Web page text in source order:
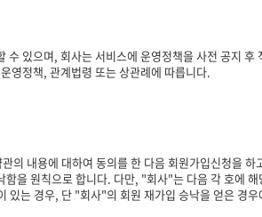
있으며, 회사는 서비스에 운영정책을 사전 공지 후
영정책, 관계법령 또는 상관례에 따릅니다.
내용에 대하여 동의를 한 다음 회원가입신청을
원칙으로 합니다. 다만, "회사"는 다음 각 호에
있는 경우, 단 "회사"의 회원 재가입 승낙을 얻은 경